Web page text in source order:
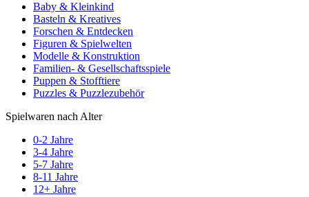
Baby & Kleinkind
Basteln & Kreatives
Forschen & Entdecken
Figuren & Spielwelten
Modelle & Konstruktion
Familien- & Gesellschaftsspiele
Puppen & Stofftiere
Puzzles & Puzzlezubehör
Spielwaren nach Alter
0-2 Jahre
3-4 Jahre
5-7 Jahre
8-11 Jahre
12+ Jahre